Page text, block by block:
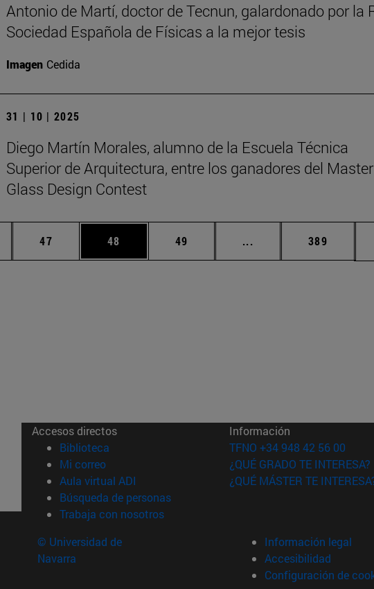
Antonio de Martí, doctor de Tecnun, galardonado por la
Sociedad Española de Físicas a la mejor tesis
Imagen Cedida
31 | 10 | 2025
Diego Martín Morales, alumno de la Escuela Técnica
Superior de Arquitectura, entre los ganadores del Master
Glass Design Contest
intermedias Use TAB para desplazarse.
Página
47 Página
48 Página
49 ... Páginas intermedias
Página
389
Accesos directos
Biblioteca (abre en nueva ventana)
Mi correo(abre en nueva ventana)
Aula virtual ADI (abre en nueva ventana)
Búsqueda de personas(abre en nueva ventana)
Trabaja con nosotros(abre en nueva ventana)
Información
TFNO +34 948 42 56 00
¿QUÉ GRADO TE INTERESA?
¿QUÉ MÁSTER TE
© Universidad de
Navarra
Información legal
Accesibilidad
Configuración de